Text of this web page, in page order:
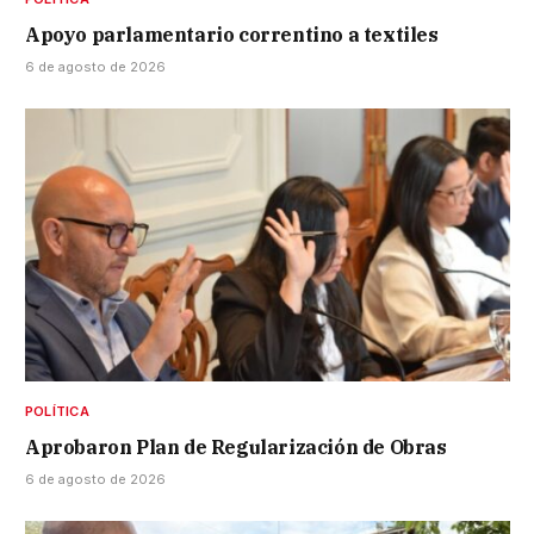
Apoyo parlamentario correntino a textiles
6 de agosto de 2026
POLÍTICA
Aprobaron Plan de Regularización de Obras
6 de agosto de 2026